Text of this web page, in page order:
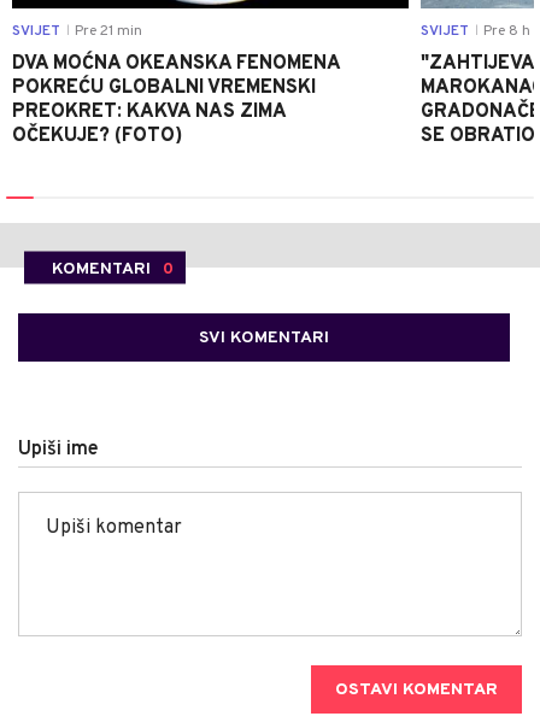
SVIJET Pre 21 min
DVA MOĆNA OKEANSKA FENOMENA
POKREĆU GLOBALNI VREMENSKI
PREOKRET: KAKVA NAS ZIMA
OČEKUJE? (FOTO)
SVIJET Pre 8 h
SE
KOMENTARI 0
SVI KOMENTARI
Upiši ime
OSTAVI KOMENTAR